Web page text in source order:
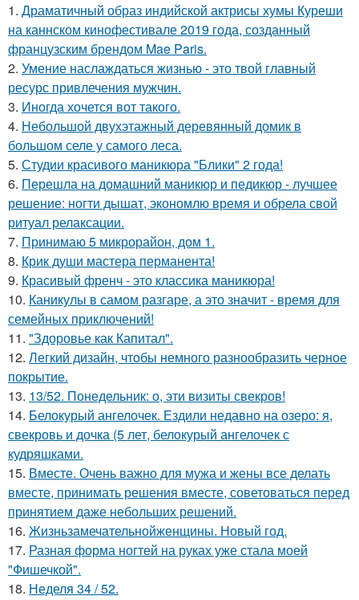
1. Драматичный образ индийской актрисы хумы Куреши
на каннском кинофестивале 2019 года, созданный
французским брендом Mae Paris.
2. Умение наслаждаться жизнью - это твой главный
ресурс привлечения мужчин.
3. Иногда хочется вот такого.
4. Небольшой двухэтажный деревянный домик в
большом селе у самого леса.
5. Студии красивого маникюра "Блики" 2 года!
6. Перешла на домашний маникюр и педикюр - лучшее
решение: ногти дышат, экономлю время и обрела свой
ритуал релаксации.
7. Принимаю 5 микрорайон, дом 1.
8. Крик души мастера перманента!
9. Красивый френч - это классика маникюра!
10. Каникулы в самом разгаре, а это значит - время для
семейных приключений!
11. "Здоровье как Капитал".
12. Легкий дизайн, чтобы немного разнообразить черное
покрытие.
13. 13/52. Понедельник: о, эти визиты свекров!
14. Белокурый ангелочек. Ездили недавно на озеро: я,
свекровь и дочка (5 лет, белокурый ангелочек с
кудряшками.
15. Вместе. Очень важно для мужа и жены все делать
вместе, принимать решения вместе, советоваться перед
принятием даже небольших решений.
16. Жизньзамечательнойженщины. Новый год.
17. Разная форма ногтей на руках уже стала моей
"Фишечкой".
18. Неделя 34 / 52.